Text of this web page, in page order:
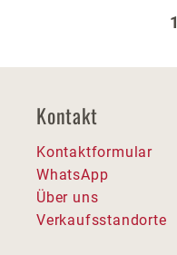
Kontakt
Kontaktformular
WhatsApp
Über uns
Verkaufsstandorte